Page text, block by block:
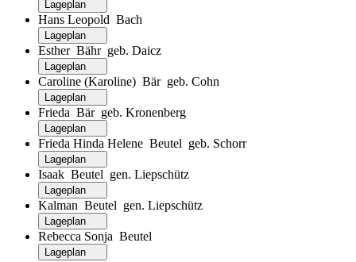
Hans Leopold Bach
Esther Bähr geb. Daicz
Caroline (Karoline) Bär geb. Cohn
Frieda Bär geb. Kronenberg
Frieda Hinda Helene Beutel geb. Schorr
Isaak Beutel gen. Liepschütz
Kalman Beutel gen. Liepschütz
Rebecca Sonja Beutel